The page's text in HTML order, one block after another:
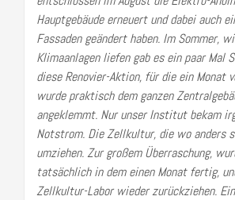
Hauptgebäude erneuert und dabei auch
Fassaden geändert haben. Im Sommer,
Klimaanlagen liefen gab es ein paar Mal
diese Renovier-Aktion, für die ein Monat
wurde praktisch dem ganzen
angeklemmt. Nur unser Institut bekam
Notstrom. Die Zellkultur, die wo anders
umziehen. Zur großem Überraschung,
tatsächlich in dem einen Monat fertig,
Zellkultur-Labor wieder zurückziehen.